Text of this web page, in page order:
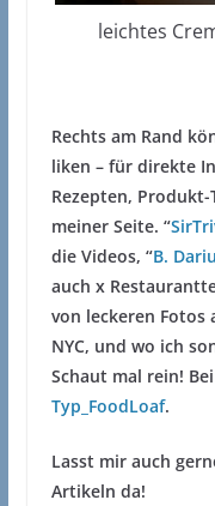
leichtes
Rechts am Rand
liken – für direkte
Rezepten,
meiner Seite. “
die Videos, “B.
auch x
von leckeren Fotos
NYC, und wo ich
Schaut mal rein!
Typ_FoodLoaf.
Lasst mir auch
Artikeln da!